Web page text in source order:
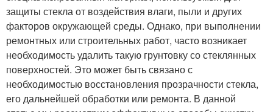
защиты стекла от воздействия влаги, пыли и других
факторов окружающей среды. Однако, при выполнении
ремонтных или строительных работ, часто возникает
необходимость удалить такую грунтовку со стеклянных
поверхностей. Это может быть связано с
необходимостью восстановления прозрачности стекла,
его дальнейшей обработки или ремонта. В данной